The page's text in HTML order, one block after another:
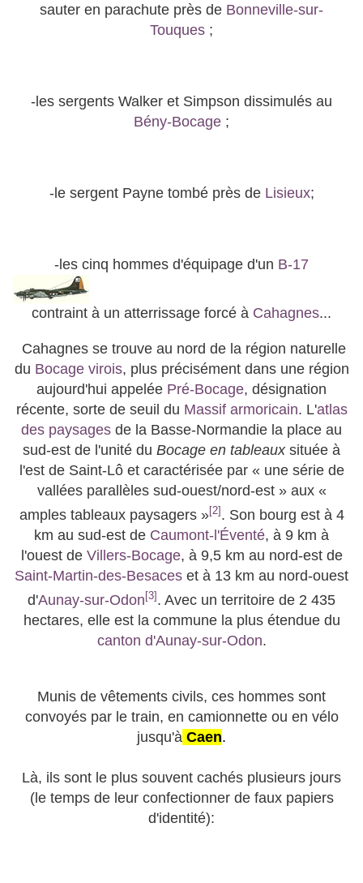
sauter en parachute près de Bonneville-sur-
Touques ;
-les sergents Walker et Simpson dissimulés au
Bény-Bocage ;
-le sergent Payne tombé près de Lisieux;
-les cinq hommes d'équipage d'un B-17
contraint à un atterrissage forcé à Cahagnes...
Cahagnes se trouve au nord de la région naturelle
du Bocage virois, plus précisément dans une région
aujourd'hui appelée Pré-Bocage, désignation
récente, sorte de seuil du Massif armoricain. L'atlas
des paysages de la Basse-Normandie la place au
sud-est de l'unité du Bocage en tableauxsituée à
l'est de Saint-Lô et caractérisée par « une série de
vallées parallèles sud-ouest/nord-est » aux «
amples tableaux paysagers »[2] . Son bourg est à 4
km au sud-est de Caumont-l'Éventé, à 9 km à
l'ouest de Villers-Bocage, à 9,5 km au nord-est de
Saint-Martin-des-Besaces et à 13 km au nord-ouest
d'Aunay-sur-Odon [3] . Avec un territoire de 2 435
hectares, elle est la commune la plus étendue du
canton d'Aunay-sur-Odon.
Munis de vêtements civils, ces hommes sont
convoyés par le train, en camionnette ou en vélo
jusqu'à Caen.
Là, ils sont le plus souvent cachés plusieurs jours
(le temps de leur confectionner de faux papiers
d'identité):